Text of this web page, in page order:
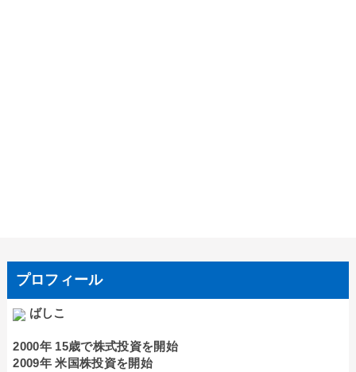
プロフィール
ばしこ
2000年 15歳で株式投資を開始
2009年 米国株投資を開始